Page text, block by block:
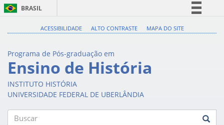
BRASIL
Acesso à informação
ACESSIBILIDADE ALTO CONTRASTE MAPA DO SITE
Programa de Pós-graduação em
Ensino de História
INSTITUTO HISTÓRIA
UNIVERSIDADE FEDERAL DE UBERLÂNDIA